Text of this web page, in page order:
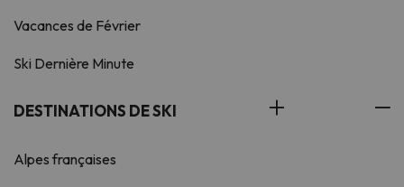
Vacances de Février
Ski Dernière Minute
DESTINATIONS DE SKI
Alpes françaises